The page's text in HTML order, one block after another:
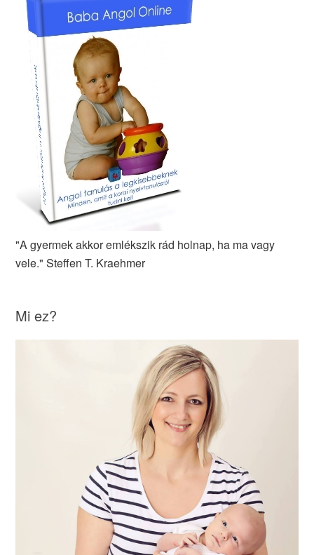
"A gyermek akkor emlékszik rád holnap, ha ma vagy
vele." Steffen T. Kraehmer
Mi ez?